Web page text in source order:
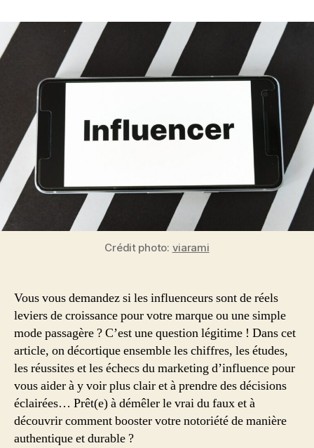
Notoriété
Mythe
ou
Réalité
Le
Guide
Complet
Crédit photo: viarami
Vous vous demandez si les influenceurs sont de réels
leviers de croissance pour votre marque ou une simple
mode passagère ? C’est une question légitime ! Dans cet
article, on décortique ensemble les chiffres, les études,
les réussites et les échecs du marketing d’influence pour
vous aider à y voir plus clair et à prendre des décisions
éclairées… Prêt(e) à démêler le vrai du faux et à
découvrir comment booster votre notoriété de manière
authentique et durable ?